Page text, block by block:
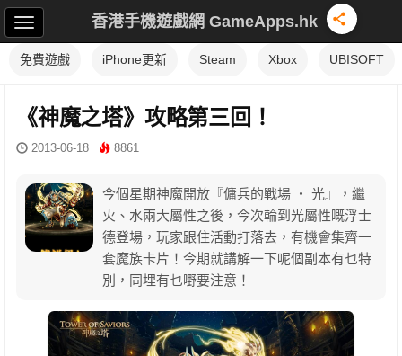
香港手機遊戲網 GameApps.hk
免費遊戲 iPhone更新 Steam Xbox UBISOFT
《神魔之塔》攻略第三回！
2013-06-18 8861
今個星期神魔開放『傭兵的戰場 ‧ 光』，繼
火、水兩大屬性之後，今次輪到光屬性嘅浮士
德登場，玩家跟住活動打落去，有機會集齊一
套魔族卡片！今期就講解一下呢個副本有乜特
別，同埋有乜嘢要注意！